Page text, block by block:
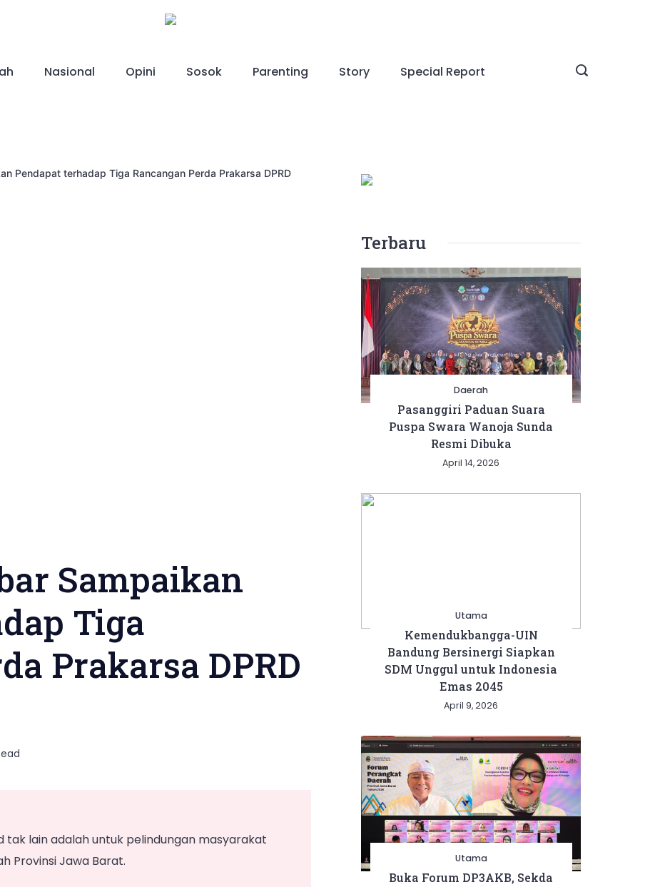
Nasional Opini Sosok Parenting Story Special Report
Pendapat terhadap Tiga Rancangan Perda Prakarsa DPRD
Sampaikan
Tiga
Prakarsa DPRD
lain adalah untuk pelindungan masyarakat
Provinsi Jawa Barat.
Terbaru
Daerah
Pasanggiri Paduan Suara
Puspa Swara Wanoja Sunda
Resmi Dibuka
April 14, 2026
Utama
Kemendukbangga-UIN
Bandung Bersinergi Siapkan
SDM Unggul untuk Indonesia
Emas 2045
April 9, 2026
Utama
Buka Forum DP3AKB, Sekda